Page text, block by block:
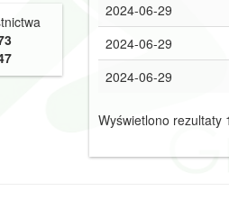
2024-06-29
2024-06-29
2024-06-29
Wyświetlono rezultaty